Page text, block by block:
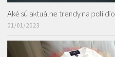
Aké sú aktuálne trendy na poli
01/01/2023